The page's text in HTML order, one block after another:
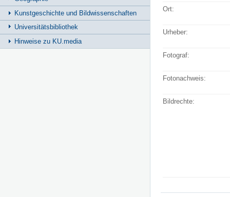
Kunstgeschichte und Bildwissenschaften
Universitätsbibliothek
Hinweise zu KU.media
Ort:
Urheber:
Fotograf:
Fotonachweis:
Bildrechte: